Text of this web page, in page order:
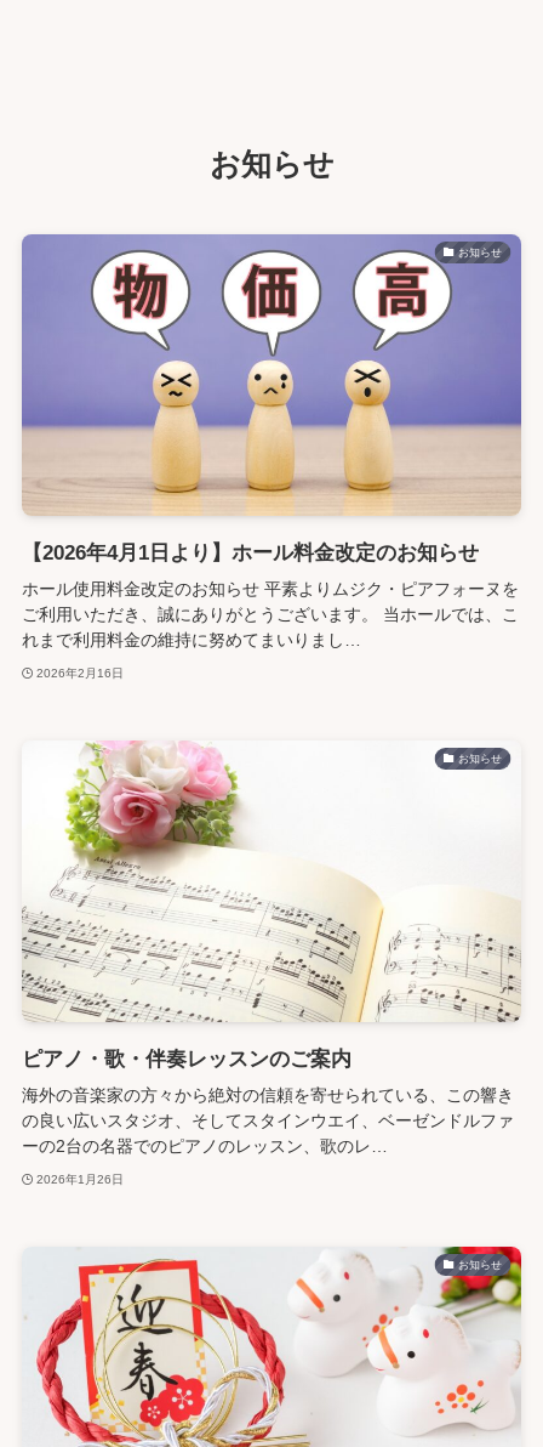
お知らせ
お知らせ
【2026年4月1日より】ホール料金改定のお知らせ
ホール使用料金改定のお知らせ 平素よりムジク・ピアフォーヌを
ご利用いただき、誠にありがとうございます。 当ホールでは、こ
れまで利用料金の維持に努めてまいりまし…
2026年2月16日
お知らせ
ピアノ・歌・伴奏レッスンのご案内
海外の音楽家の方々から絶対の信頼を寄せられている、この響き
の良い広いスタジオ、そしてスタインウエイ、ベーゼンドルファ
ーの2台の名器でのピアノのレッスン、歌のレ…
2026年1月26日
お知らせ